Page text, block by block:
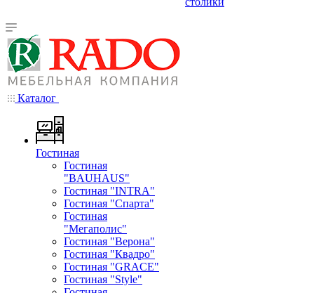
Каталог
Гостиная
Гостиная
"BAUHAUS"
Гостиная "INTRA"
Гостиная "Спарта"
Гостиная
"Мегаполис"
Гостиная "Верона"
Гостиная "Квадро"
Гостиная "GRACE"
Гостиная "Style"